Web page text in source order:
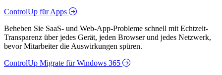
ControlUp für Apps
Beheben Sie SaaS- und Web-App-Probleme schnell mit Echtzeit-
Transparenz über jedes Gerät, jeden Browser und jedes Netzwerk,
bevor Mitarbeiter die Auswirkungen spüren.
ControlUp Migrate für Windows 365